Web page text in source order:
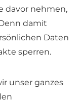
davor nehmen,
damit
Daten
sperren.
unser ganzes